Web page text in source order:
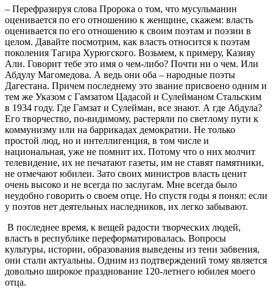
– Перефразируя слова Пророка о том, что мусульманин
оценивается по его отношению к женщине, скажем: власть
оценивается по его отношению к своим поэтам и поэзии в
целом. Давайте посмотрим, как власть относится к поэтам
поколения Тагира Хурюгского. Возьмем, к примеру, Казияу
Али. Говорит тебе это имя о чем-либо? Почти ни о чем. Или
Абдулу Магомедова. А ведь они оба – народные поэты
Дагестана. Причем последнему это звание присвоено одним и
тем же Указом с Гамзатом Цадасой и Сулейманом Стальским
в 1934 году. Где Гамзат и Сулейман, все знают. А где Абдула?
Его творчество, по-видимому, растеряли по светлому пути к
коммунизму или на баррикадах демократии. Не только
простой люд, но и интеллигенция, в том числе и
национальная, уже не помнит их. Потому что о них молчит
телевидение, их не печатают газеты, им не ставят памятники,
не отмечают юбилеи. Зато своих министров власть ценит
очень высоко и не всегда по заслугам. Мне всегда было
неудобно говорить о своем отце. Но спустя годы я понял: если
у поэтов нет деятельных наследников, их легко забывают.
В последнее время, к вещей радости творческих людей,
власть в республике переформатировалась. Вопросы
культуры, истории, образования выведены из тени забвения,
они стали актуальны. Одним из подтверждений тому является
довольно широкое празднование 120-летнего юбилея моего
отца.